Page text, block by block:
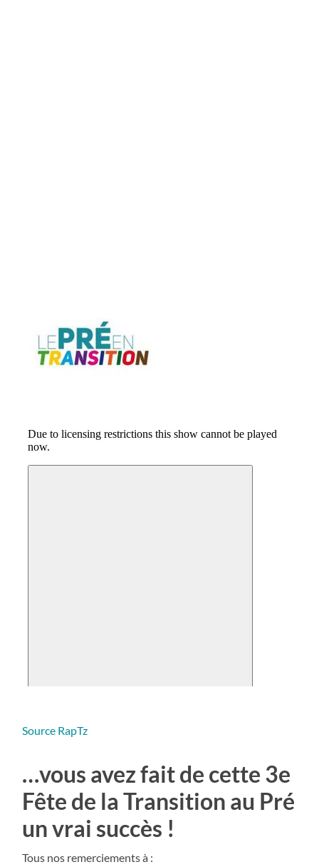
Source RapTz
…vous avez fait de cette 3e
Fête de la Transition au Pré
un vrai succès !
Tous nos remerciements à :